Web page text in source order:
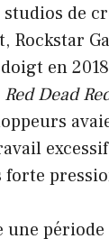
de
Rockstar
en
Red Dead
forte
période